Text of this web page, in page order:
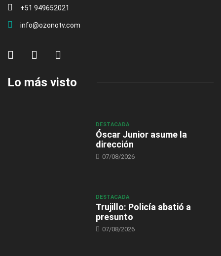
+51 949652021
info@ozonotv.com
Lo más visto
DESTACADA
Óscar Junior asume la
dirección
07/08/2026
DESTACADA
Trujillo: Policía abatió a
presunto
07/08/2026